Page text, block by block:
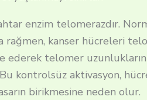
enzim telomerazdır.
rağmen, kanser hücreleri
ederek telomer
Bu kontrolsüz aktivasyon,
birikmesine neden olur.